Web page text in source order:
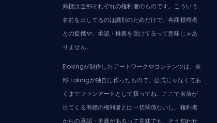
商標は全部それぞれの権利者のものです。こういう
名前を出してるのは識別のためだけで、各商標権者
との提携や、承認・推薦を受けてるって意味じゃあ
りません。
Elokingが制作したアートワークやコンテンツは、全
部Elokingが独自に作ったもので、公式じゃなくてあ
くまでファンアートとして扱ってね。ここで名前が
出てくる商標の権利者とは一切関係ないし、権利者
からの承認・推薦があるって意味でも、そう匂わせ